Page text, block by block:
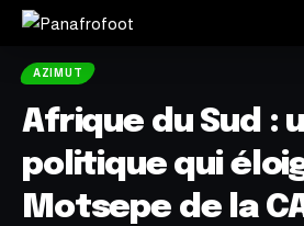
AZIMUT
Afrique du Sud :
politique qui
Motsepe de la